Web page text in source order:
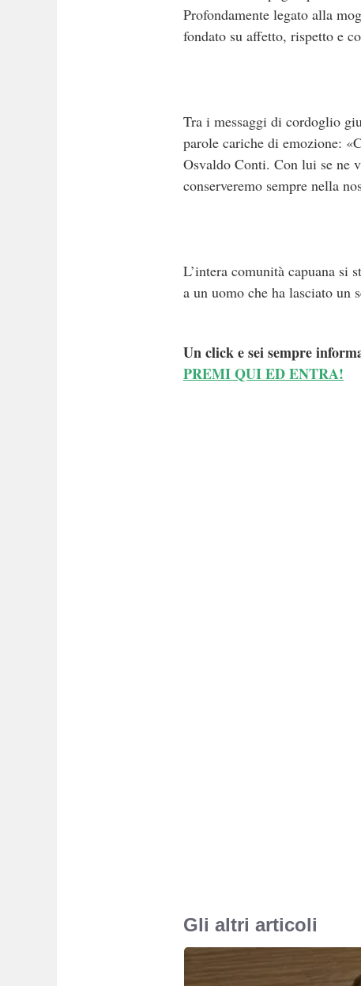
Profondamente legato alla
fondato su affetto, rispetto e
Tra i messaggi di cordoglio
parole cariche di emozione:
Osvaldo Conti. Con lui se ne
conserveremo sempre nella
L’intera comunità capuana si
a un uomo che ha lasciato un
Un click e sei sempre
PREMI QUI ED ENTRA!
Gli altri articoli